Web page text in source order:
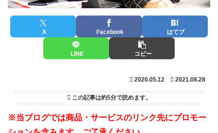
X Facebook はてブ
LINE コピー
2020.05.12 2021.08.28
この記事は約5分で読めます。
※当ブログでは商品・サービスのリンク先にプロモー